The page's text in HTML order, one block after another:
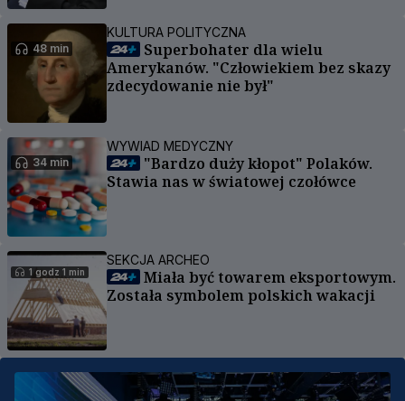
48 min
KULTURA POLITYCZNA
Superbohater dla wielu
Amerykanów. "Człowiekiem bez skazy
zdecydowanie nie był"
34 min
WYWIAD MEDYCZNY
"Bardzo duży kłopot" Polaków.
Stawia nas w światowej czołówce
1 godz 1 min
SEKCJA ARCHEO
Miała być towarem eksportowym.
Została symbolem polskich wakacji